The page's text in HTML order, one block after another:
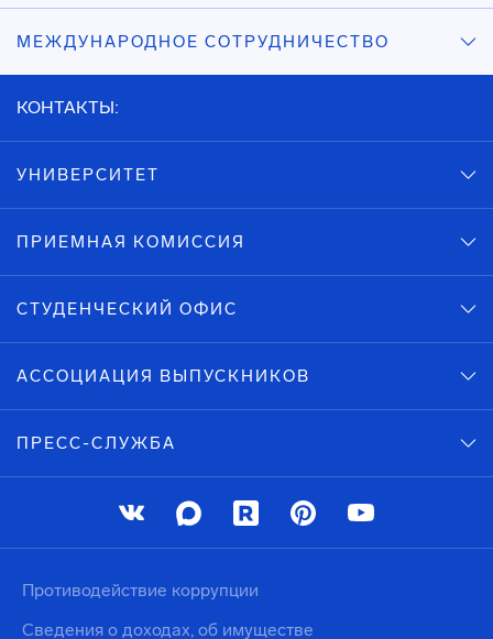
МЕЖДУНАРОДНОЕ СОТРУДНИЧЕСТВО
КОНТАКТЫ:
УНИВЕРСИТЕТ
ПРИЕМНАЯ КОМИССИЯ
СТУДЕНЧЕСКИЙ ОФИС
АССОЦИАЦИЯ ВЫПУСКНИКОВ
ПРЕСС-СЛУЖБА
Противодействие коррупции
Сведения о доходах, об имуществе